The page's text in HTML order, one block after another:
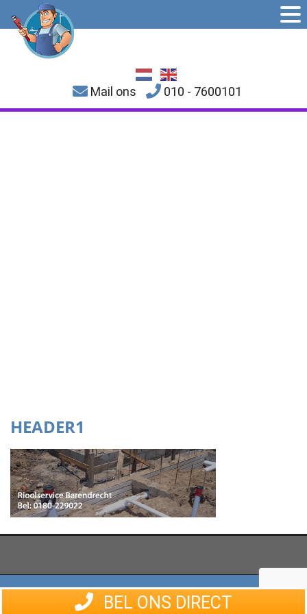
Mail ons 010 - 7600101
HEADER1
Rioolservice Zuid-Holland © 2026 |Sitemap
BEL ONS DIRECT